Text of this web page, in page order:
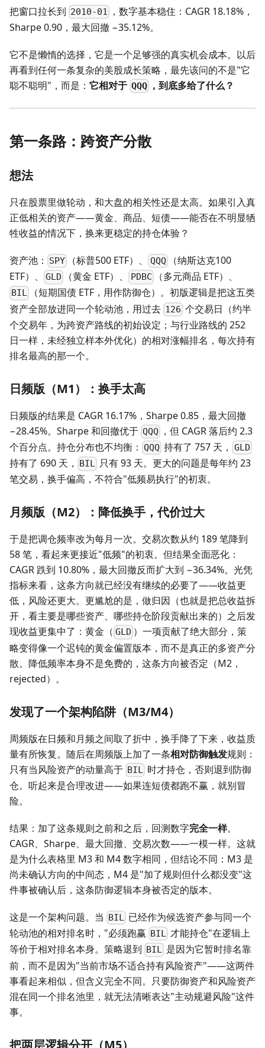
把窗口拉长到 2010-01
，数字基本稳住：CAGR 18.18%，
Sharpe 0.90，最大回撤 −35.12%。
它不是懒惰的选择，它是一个足够强的真实机会成本。以后
再看到任何一条复杂的美股成长策略，最先该问的不是"它
聪不聪明"，而是： 它相对于 QQQ ，到底多给了什么？
第一条路：跨资产分散
想法
只在股票里做轮动，和大盘的相关性还是太高。如果引入真
正低相关的资产——黄金、商品、短债——能否在不明显牺
牲收益的情况下，换来更稳定的持仓体验？
资产池： SPY （标普500 ETF）、 QQQ（纳斯达克100
ETF）、
GLD （黄金 ETF）、 PDBC （多元商品 ETF）、
BIL
（短期国债 ETF，用作防御仓）。初版逻辑是把这五类
资产全部放进同一个轮动池，用过去 126 个交易日（约半
个交易年，为跨资产路线的初始设定；与行业路线的 252
日一样，未经独立样本外优化）的相对涨幅排名，每次持有
排名最高的那一个。
日频版（M1）：换手太高
日频版的结果是 CAGR 16.17%，Sharpe 0.85，最大回撤
−28.45%。Sharpe 和回撤优于 QQQ ，但 CAGR 落后约 2.3
个百分点。持仓分布也不均衡： QQQ 持有了 757 天， GLD
持有了 690 天， BIL 只有 93 天。更大的问题是每年约 23
笔交易，换手偏高，不符合"低频易执行"的初衷。
月频版（M2）：降低换手，代价过大
于是把调仓频率改为每月一次。交易次数从约 189 笔降到
58 笔，看起来更接近"低频"的初衷。但结果全面恶化：
CAGR 跌到 10.80%，最大回撤反而扩大到 −36.34%。光凭
指标来看，这条方向就已经没有继续的必要了——收益更
低，风险还更大。更尴尬的是，做归因（也就是把总收益拆
开，看主要是哪些资产、哪些持仓阶段贡献出来的）之后发
现收益更集中了：黄金（ GLD ）一项贡献了绝大部分，策
略变得像一个迟钝的黄金偏置版本，而不是真正的多资产分
散。降低频率本身不是免费的，这条方向被否定（M2，
rejected）。
发现了一个架构陷阱（M3/M4）
周频版在日频和月频之间取了折中，换手降了下来，收益质
量有所恢复。随后在周频版上加了一条相对防御触发规则：
只有当风险资产的动量高于 BIL 时才持仓，否则退到防御
仓。听起来是合理改进——如果连短债都跑不赢，就别冒
险。
结果：加了这条规则之前和之后，回测数字完全一样。
CAGR、Sharpe、最大回撤、交易次数——一模一样。这就
是为什么表格里 M3 和 M4 数字相同，但结论不同：M3 是
尚未确认方向的中间态，M4 是"加了规则但什么都没变"这
件事被确认后，这条防御逻辑本身被否定的版本。
这是一个架构问题。当 BIL 已经作为候选资产参与同一个
轮动池的相对排名时，"必须跑赢 BIL 才能持仓"在逻辑上
等价于相对排名本身。策略退到 BIL 是因为它暂时排名靠
前，而不是因为"当前市场不适合持有风险资产"——这两件
事看起来相似，但含义完全不同。只要防御资产和风险资产
混在同一个排名池里，就无法清晰表达"主动规避风险"这件
事。
把两层逻辑分开（M5）